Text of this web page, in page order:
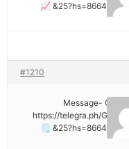
#1210
🗒 Message-
https://telegra.ph/Go-